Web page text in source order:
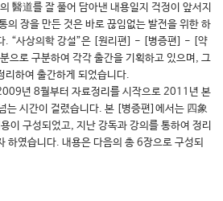
醫道를 잘 풀어 담아낸 내용일지 걱정이 앞서지
의 장을 만든 것은 바로 끊임없는 발전을 위한 하
. “사상의학 강설”은 [원리편] - [병증편] - [약
로 구분하여 각각 출간을 기획하고 있으며, 그
하여 출간하게 되었습니다.
년 8월부터 자료정리를 시작으로 2011년 본
는 시간이 걸렸습니다. 본 [병증편]에서는 四象
이 구성되었고, 지난 강독과 강의를 통하여 정리
하였습니다. 내용은 다음의 총 6장으로 구성되